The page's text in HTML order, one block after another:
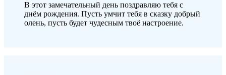
В этот замечательный день поздравляю тебя с
днём рождения. Пусть умчит тебя в сказку добрый
олень, пусть будет чудесным твоё настроение.